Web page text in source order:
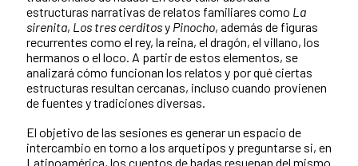
estructuras narrativas de relatos familiares como La
sirenita, Los tres cerditosy Pinocho, además de figuras
recurrentes como el rey, la reina, el dragón, el villano, los
hermanos o el loco. A partir de estos elementos, se
analizará cómo funcionan los relatos y por qué ciertas
estructuras resultan cercanas, incluso cuando provienen
de fuentes y tradiciones diversas.
El objetivo de las sesiones es generar un espacio de
intercambio en torno a los arquetipos y preguntarse si, en
Latinoamérica, los cuentos de hadas resuenan del mismo